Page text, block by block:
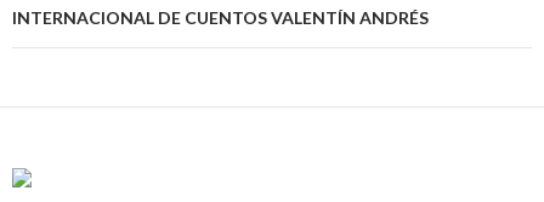
INTERNACIONAL DE CUENTOS VALENTÍN ANDRÉS